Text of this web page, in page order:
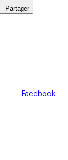
Partager
Facebook